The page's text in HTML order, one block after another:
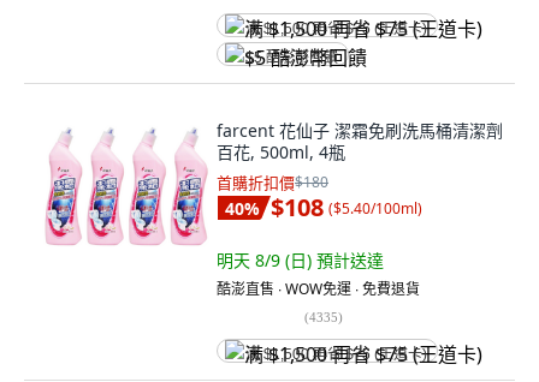
满 $1,500 再省 $75 (王道卡)
$5 酷澎幣回饋
farcent 花仙子 潔霜免刷洗馬桶清潔劑
百花, 500ml, 4瓶
首購折扣價$180
40% $108 ($5.40/100ml)
明天 8/9 (日) 預計送達
酷澎直售 ∙ WOW免運 ∙ 免費退貨
(4335)
满 $1,500 再省 $75 (王道卡)